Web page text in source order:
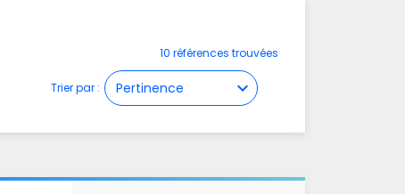
10 références trouvées
Trier par : expand_more